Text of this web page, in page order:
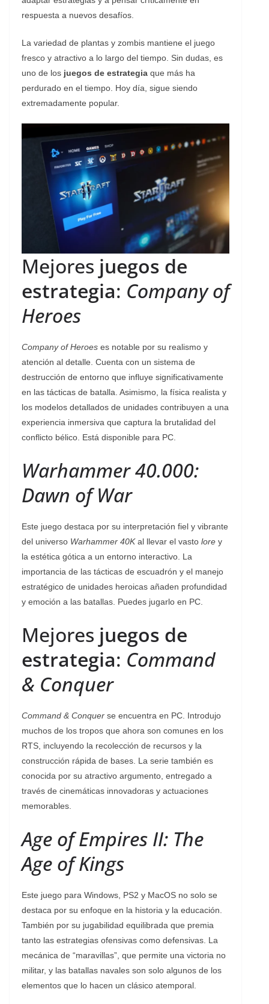
respuesta a nuevos desafíos.
La variedad de plantas y zombis mantiene el juego
fresco y atractivo a lo largo del tiempo. Sin dudas, es
uno de los juegos de estrategia que más ha
perdurado en el tiempo. Hoy día, sigue siendo
extremadamente popular.
Mejores juegos de
estrategia: Company of
Heroes
Company of Heroes es notable por su realismo y
atención al detalle. Cuenta con un sistema de
destrucción de entorno que influye significativamente
en las tácticas de batalla. Asimismo, la física realista y
los modelos detallados de unidades contribuyen a una
experiencia inmersiva que captura la brutalidad del
conflicto bélico. Está disponible para PC.
Warhammer 40.000:
Dawn of War
Este juego destaca por su interpretación fiel y vibrante
del universo Warhammer 40Kal llevar el vasto lore y
la estética gótica a un entorno interactivo. La
importancia de las tácticas de escuadrón y el manejo
estratégico de unidades heroicas añaden profundidad
y emoción a las batallas. Puedes jugarlo en PC.
Mejores juegos de
estrategia: Command
& Conquer
Command & Conquer se encuentra en PC. Introdujo
muchos de los tropos que ahora son comunes en los
RTS, incluyendo la recolección de recursos y la
construcción rápida de bases. La serie también es
conocida por su atractivo argumento, entregado a
través de cinemáticas innovadoras y actuaciones
memorables.
Age of Empires II: The
Age of Kings
Este juego para Windows, PS2 y MacOS no solo se
destaca por su enfoque en la historia y la educación.
También por su jugabilidad equilibrada que premia
tanto las estrategias ofensivas como defensivas. La
mecánica de “maravillas”, que permite una victoria no
militar, y las batallas navales son solo algunos de los
elementos que lo hacen un clásico atemporal.